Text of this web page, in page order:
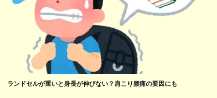
ランドセルが重いと身長が伸びない？肩こり腰痛の要因にも